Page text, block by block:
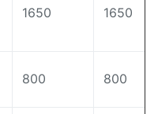
1650 1650
800 800